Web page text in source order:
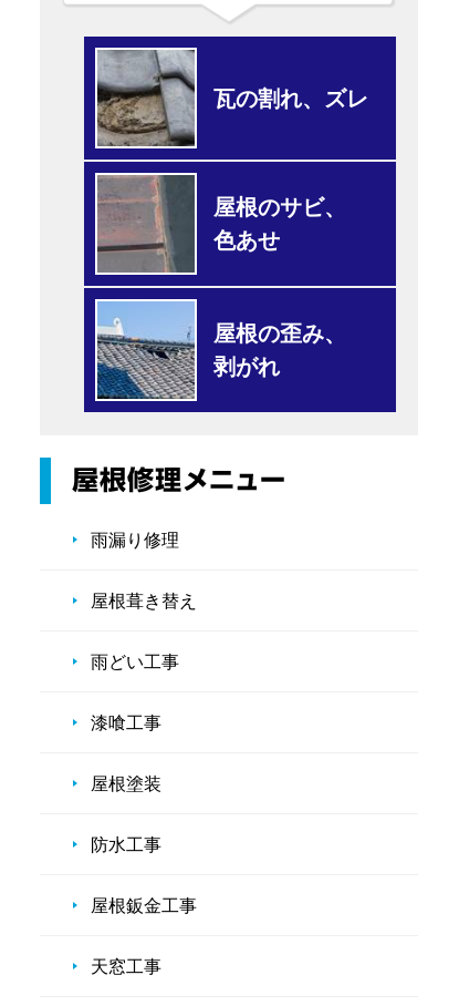
瓦の割れ、ズレ
屋根のサビ、
色あせ
屋根の歪み、
剥がれ
雨漏り修理
屋根葺き替え
雨どい工事
漆喰工事
屋根塗装
防水工事
屋根鈑金工事
天窓工事